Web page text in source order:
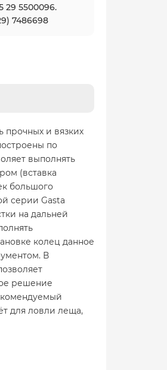
29 5500096.
7486698
прочных и вязких
по
выполнять
(вставка
большого
серии Gasta
на дальней
колец данное
В
решение
для ловли леща,